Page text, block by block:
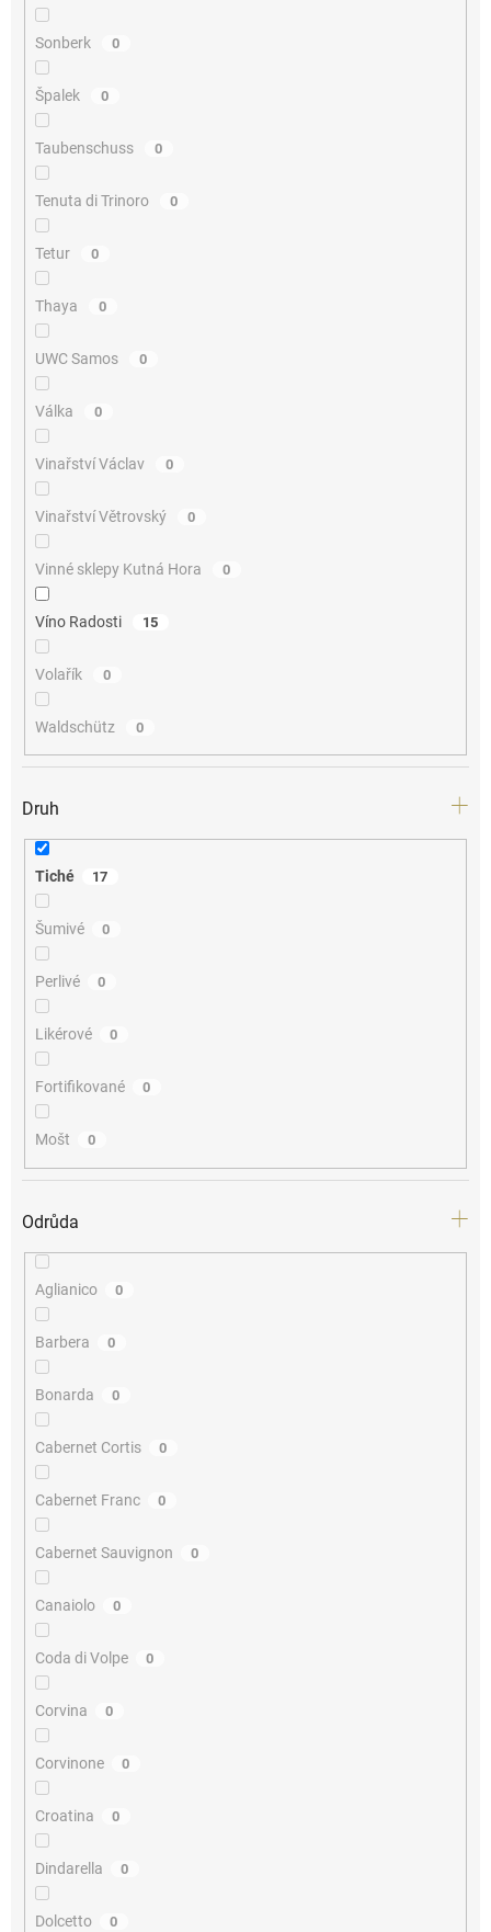
Sonberk 0
Špalek 0
Taubenschuss 0
Tenuta di Trinoro 0
Tetur 0
Thaya 0
UWC Samos 0
Válka 0
Vinařství Václav 0
Vinařství Větrovský 0
Vinné sklepy Kutná Hora 0
Víno Radosti 15
Volařík 0
Waldschütz 0
Druh
Tiché 17
Šumivé 0
Perlivé 0
Likérové 0
Fortifikované 0
Mošt 0
Odrůda
Aglianico 0
Barbera 0
Bonarda 0
Cabernet Cortis 0
Cabernet Franc 0
Cabernet Sauvignon 0
Canaiolo 0
Coda di Volpe 0
Corvina 0
Corvinone 0
Croatina 0
Dindarella 0
Dolcetto 0